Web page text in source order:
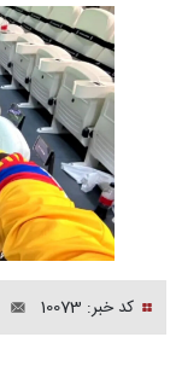
کد خبر: 10073